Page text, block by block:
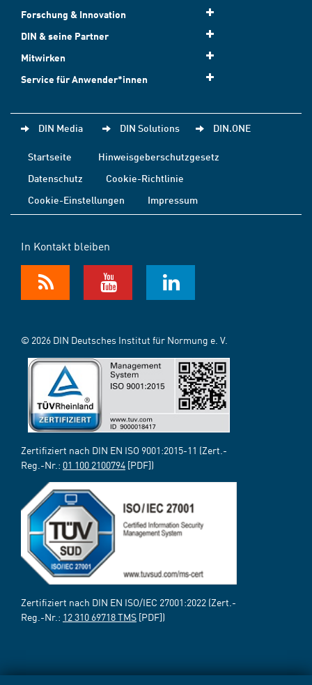
Forschung & Innovation
DIN & seine Partner
Mitwirken
Service für Anwender*innen
DIN Media DIN Solutions DIN.ONE
Startseite
Hinweisgeberschutzgesetz
Datenschutz
Cookie-Richtlinie
Cookie-Einstellungen
Impressum
In Kontakt bleiben
© 2026 DIN Deutsches Institut für Normung e. V.
Zertifiziert nach DIN EN ISO 9001:2015-11 (Zert.-
Reg.-Nr.: 01 100 2100794 [PDF])
Zertifiziert nach DIN EN ISO/IEC 27001:2022 (Zert.-
Reg.-Nr.: 12 310 69718 TMS [PDF])